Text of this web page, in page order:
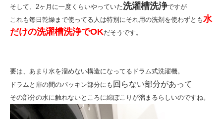
そして、2ヶ月に一度くらいやっていた洗濯槽洗浄ですが
これも毎日乾燥まで使ってる人は特別にそれ用の洗剤を使わずとも水
だけの洗濯槽洗浄でOKだそうです。
要は、 あまり水を溜めない構造になってるドラム式洗濯機。
ドラムと扉の間のパッキン部分にも 回らない部分があって
その部分の水に触れないところに綿ぼこりが溜まるらしいのですね。